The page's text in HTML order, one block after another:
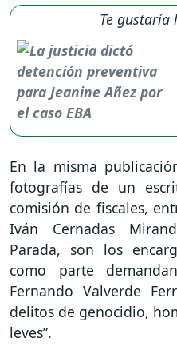
Te gustaría
En la misma
fotografías de un
comisión de fiscales,
Iván Cernadas
Parada, son los
como parte
Fernando Valverde
delitos de genocidio,
leves”.